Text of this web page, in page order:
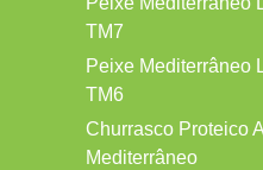
TM7
Peixe Mediterrâneo
TM6
Churrasco Proteico
Mediterrâneo